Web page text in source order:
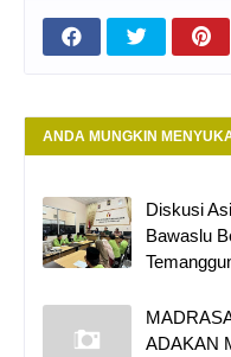
ANDA MUNGKIN
Diskusi
Bawaslu
ADAKAN